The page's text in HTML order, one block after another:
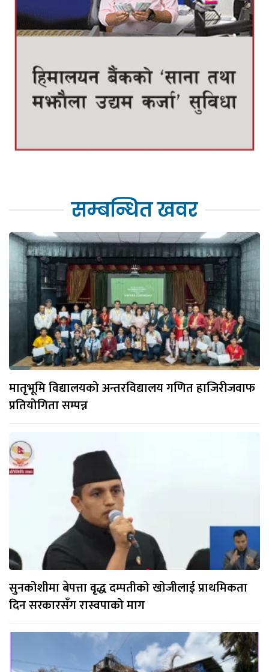
सम्बन्धित खवर
मातृभूमि विद्यालयको अन्तरविद्यालय गणित हाजिरीजवाफ
प्रतियोगिता सम्पन्न
सुनकोशीमा बेपत्ता वृद्ध दम्पतीको खोजीलाई प्राथमिकता
दिन सरकारसँग रास्वपाको माग